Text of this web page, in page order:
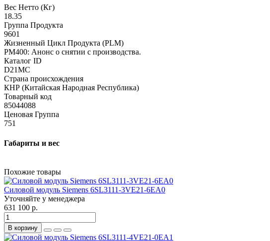
Вес Нетто (Кг)
18.35
Группа Продукта
9601
Жизненный Цикл Продукта (PLM)
PM400: Анонс о снятии с производства.
Каталог ID
D21MC
Страна происхождения
КНР (Китайская Народная Республика)
Товарный код
85044088
Ценовая Группа
751
Габариты и вес
Похожие товары
Силовой модуль Siemens 6SL3111-3VE21-6EA0
Уточняйте у менеджера
631 100 р.
В корзину